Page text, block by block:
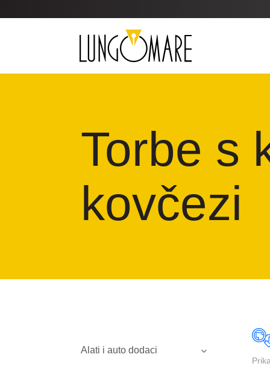
Torbe s
kovčezi
Alati i auto dodaci